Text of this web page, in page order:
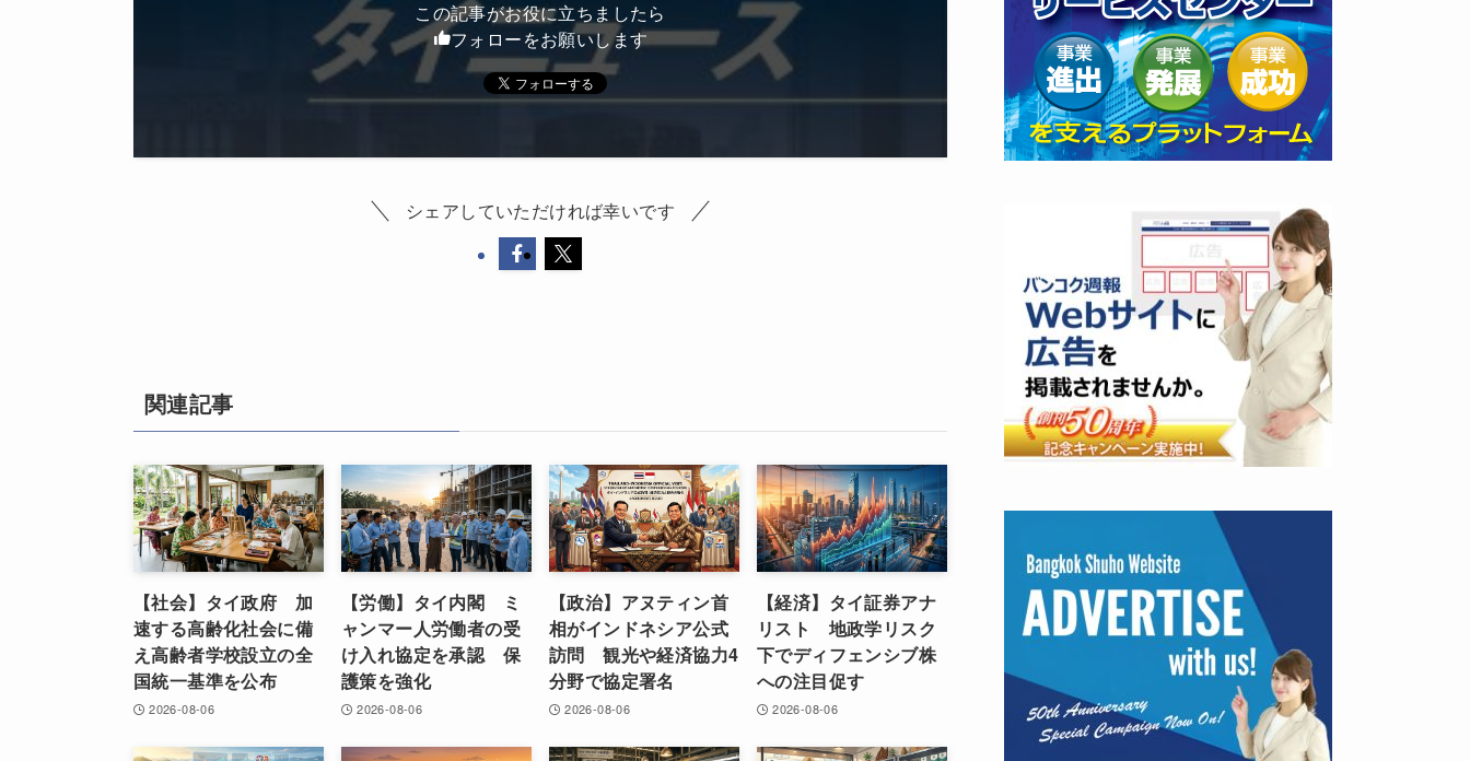
この記事がお役に立ちましたら
フォローをお願いします
シェアしていただければ幸いです
関連記事
【社会】タイ政府 加
速する高齢化社会に備
え高齢者学校設立の全
国統一基準を公布
2026-08-06
【労働】タイ内閣 ミ
ャンマー人労働者の受
け入れ協定を承認 保
護策を強化
2026-08-06
【政治】アヌティン首
相がインドネシア公式
訪問 観光や経済協力4
分野で協定署名
2026-08-06
【経済】タイ証券アナ
リスト 地政学リスク
下でディフェンシブ株
への注目促す
2026-08-06